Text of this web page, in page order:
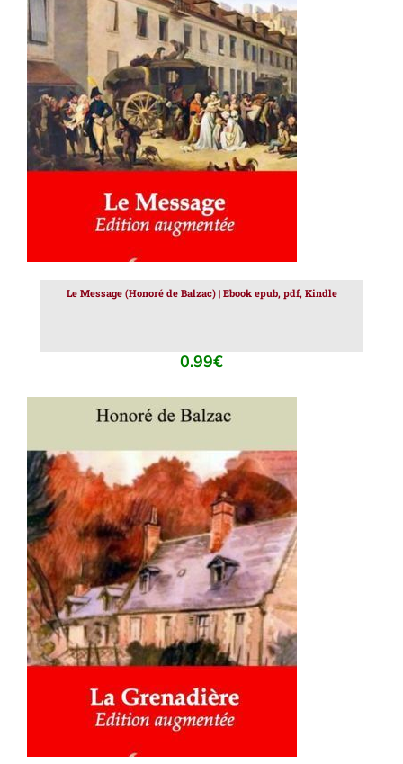
AJOUTER AU PANIER DÉTAILS
Le Message (Honoré de Balzac) | Ebook epub, pdf, Kindle
0.99€
AJOUTER AU PANIER DÉTAILS